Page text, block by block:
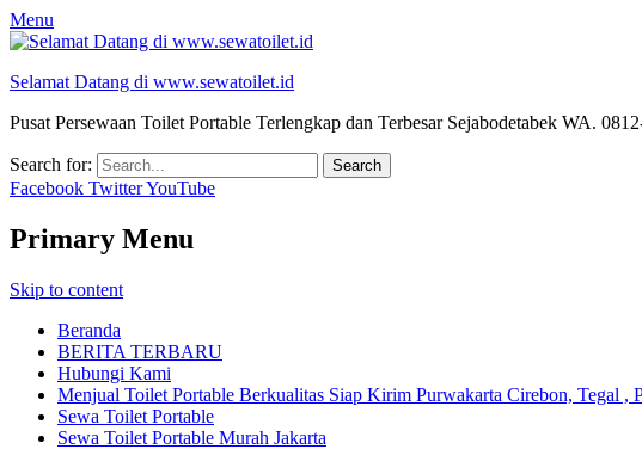
Menu
Selamat Datang di www.sewatoilet.id
Pusat Persewaan Toilet Portable Terlengkap dan Terbesar Sejabodetabek WA.
Search for:
Facebook TwitterYouTube
Primary Menu
Skip to content
Beranda
BERITA TERBARU
Hubungi Kami
Menjual Toilet Portable Berkualitas Siap Kirim Purwakarta Cirebon, Tegal ,
Sewa Toilet Portable
Sewa Toilet Portable Murah Jakarta